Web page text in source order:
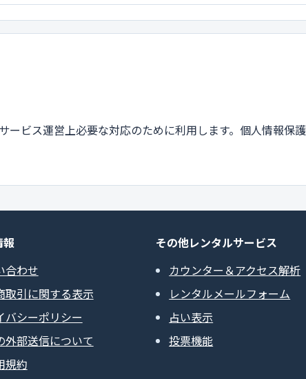
ービス運営上必要な対応のために利用します。個人情報保
報
合わせ
取引に関する表示
バシーポリシー
外部送信について
規約
その他レンタルサービス
カウンター＆アクセス解析
レンタルメールフォーム
占い表示
投票機能